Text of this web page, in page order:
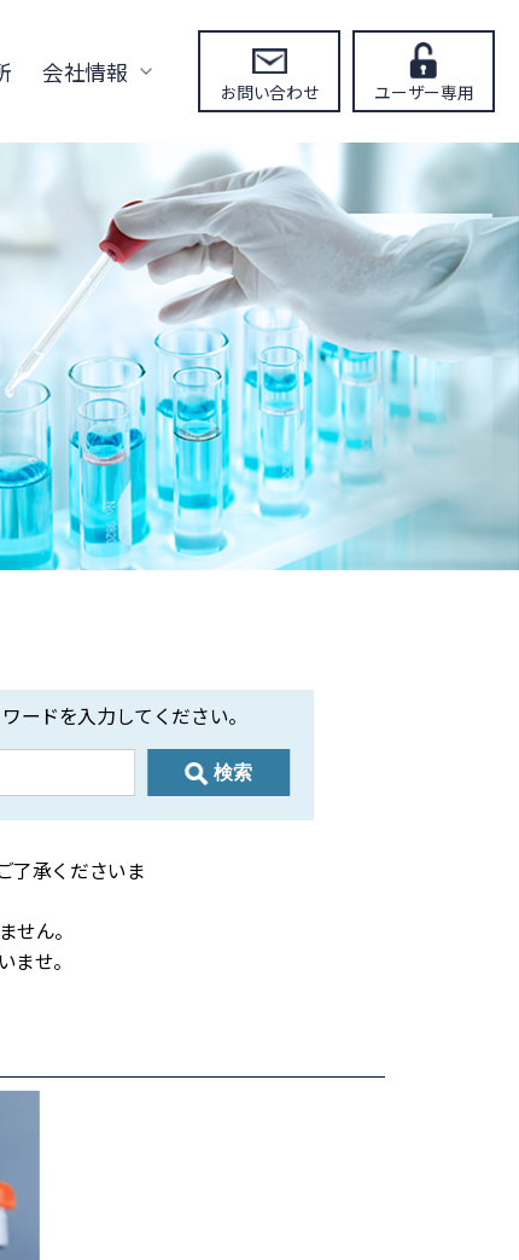
会社情報
お問い合わせ ユーザー専用
ードを入力してください。
検索
了承くださいま
ん。
せ。